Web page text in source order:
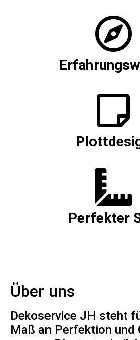
Perfekter
Über uns
Dekoservice JH steht
Maß an Perfektion und